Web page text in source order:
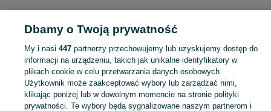
POLSKA » PODLASKIE » BIAŁYSTOK
KATEGORIA
Zobacz
Dbamy o Twoją prywatność
My i nasi 447partnerzy przechowujemy lub uzyskujemy dostęp do
informacji na urządzeniu, takich jak unikalne identyfikatory w
plikach cookie w celu przetwarzania danych osobowych.
Użytkownik może zaakceptować wybory lub zarządzać nimi,
klikając poniżej lub w dowolnym momencie na stronie polityki
prywatności. Te wybory będą sygnalizowane naszym partnerom i